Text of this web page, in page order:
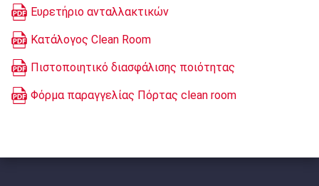
Ευρετήριο ανταλλακτικών
Κατάλογος Clean Room
Πιστοποιητικό διασφάλισης ποιότητας
Φόρμα παραγγελίας Πόρτας clean room